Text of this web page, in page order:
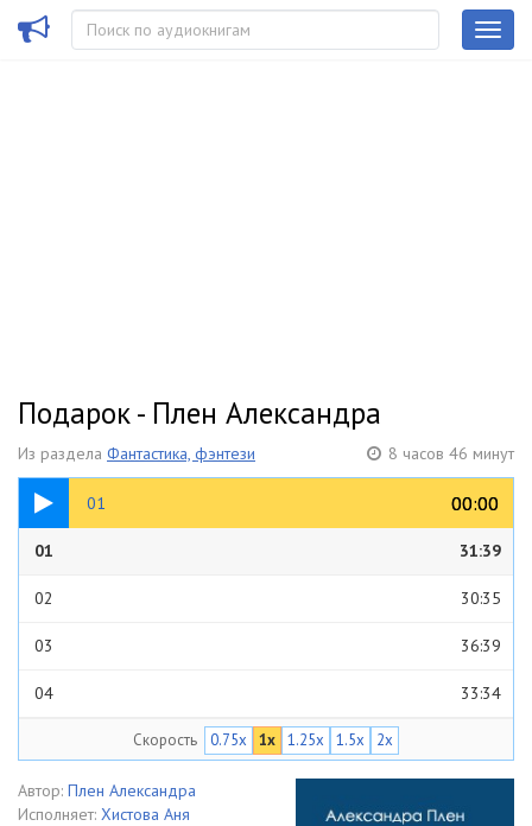
Подарок - Плен Александра
Из раздела Фантастика, фэнтези 8 часов 46 минут
01 00:00
00:00
31:39
01 31:39
02 30:35
03 36:39
04 33:34
06
Скорость 0.75x 1x 1.25x 1.5x 2x
Автор: Плен Александра
Исполняет: Хистова Аня